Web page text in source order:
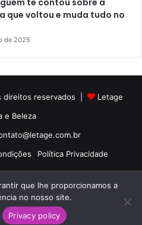
que voltou e muda tudo no
de 2025
direitos reservados |
Letage
e Beleza
Política Privacidade
PinterestInstagram
que lhe proporcionamos a
no nosso site.
Privacy policy